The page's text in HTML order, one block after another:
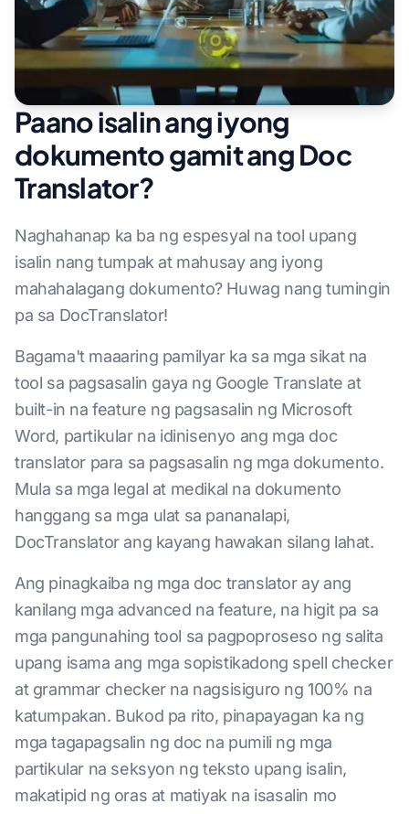
Paano isalin ang iyong
dokumento gamit ang Doc
Translator?
Naghahanap ka ba ng espesyal na tool upang
isalin nang tumpak at mahusay ang iyong
mahahalagang dokumento? Huwag nang tumingin
pa sa DocTranslator!
Bagama't maaaring pamilyar ka sa mga sikat na
tool sa pagsasalin gaya ng Google Translate at
built-in na feature ng pagsasalin ng Microsoft
Word, partikular na idinisenyo ang mga doc
translator para sa pagsasalin ng mga dokumento.
Mula sa mga legal at medikal na dokumento
hanggang sa mga ulat sa pananalapi,
DocTranslator ang kayang hawakan silang lahat.
Ang pinagkaiba ng mga doc translator ay ang
kanilang mga advanced na feature, na higit pa sa
mga pangunahing tool sa pagpoproseso ng salita
upang isama ang mga sopistikadong spell checker
at grammar checker na nagsisiguro ng 100% na
katumpakan. Bukod pa rito, pinapayagan ka ng
mga tagapagsalin ng doc na pumili ng mga
partikular na seksyon ng teksto upang isalin,
makatipid ng oras at matiyak na isasalin mo